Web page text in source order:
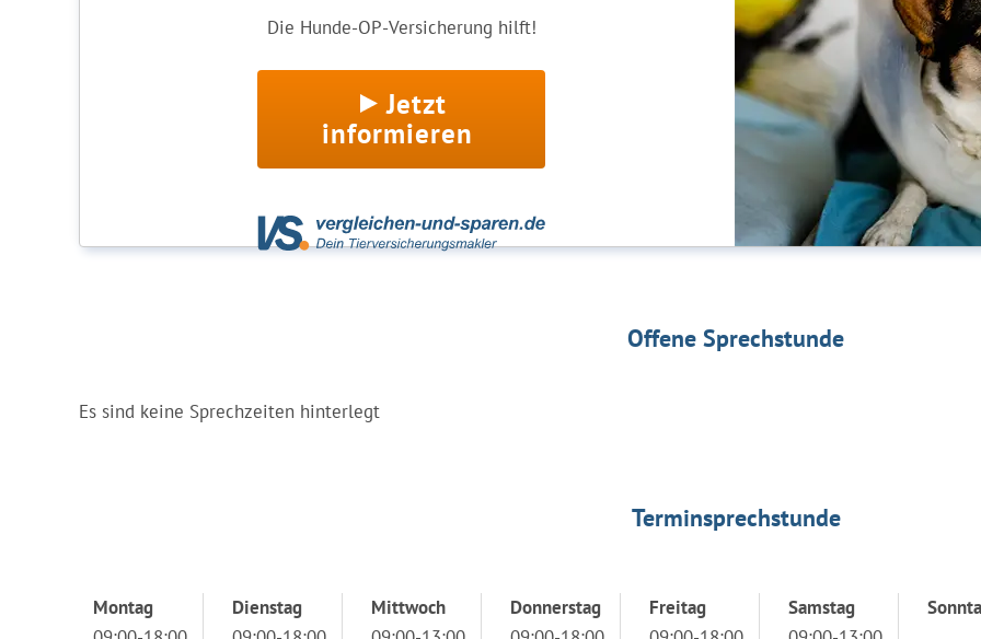
Die Hunde-OP-Versicherung hilft!
Jetzt
informieren
Offene Sprechstunde
Es sind keine Sprechzeiten hinterlegt
Terminsprechstunde
Montag
Dienstag
Mittwoch
Donnerstag
Freitag
Samstag